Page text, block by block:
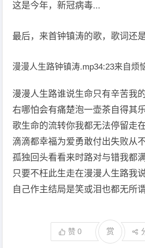
这是今年，新冠病毒...
最后，来首钟镇涛的歌，歌词还
漫漫人生路钟镇涛.mp34:23来自烦
漫漫人生路谁说生命只有辛苦我
右哪怕会有痛楚泡一壶茶自得其
歌生命的流转你我都无法停留走
滴滴都幸福为爱勇敢付出失败从
孤独回头看看来时路对与错我都
只要不枉此生走在漫漫人生路我
自己作主结局是笑或泪也都无所
赞0 赏